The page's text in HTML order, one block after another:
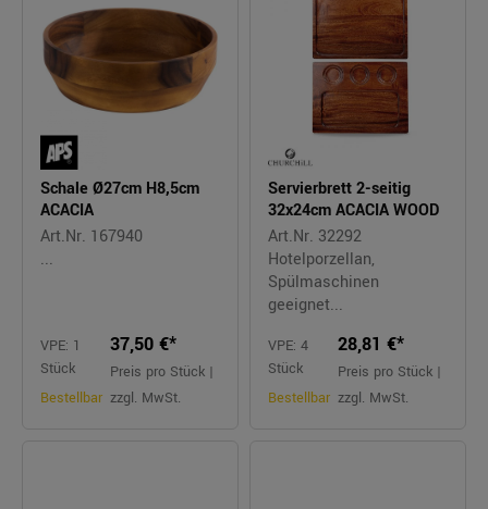
Schale Ø27cm H8,5cm
ACACIA
Art.Nr. 167940
...
VPE: 1
Stück
Bestellbar
37,50 €*
Preis pro Stück |
zzgl. MwSt.
Servierbrett 2-seitig
32x24cm ACACIA WOOD
Art.Nr. 32292
Hotelporzellan,
Spülmaschinen
geeignet...
VPE: 4
Stück
Bestellbar
28,81 €*
Preis pro Stück |
zzgl. MwSt.